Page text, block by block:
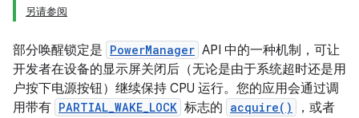
另请参阅
部分唤醒锁定是 PowerManager API 中的一种机制，可让
开发者在设备的显示屏关闭后（无论是由于系统超时还是用
户按下电源按钮）继续保持 CPU 运行。您的应用会通过调
用带有 PARTIAL_WAKE_LOCK 标志的 acquire()
，或者